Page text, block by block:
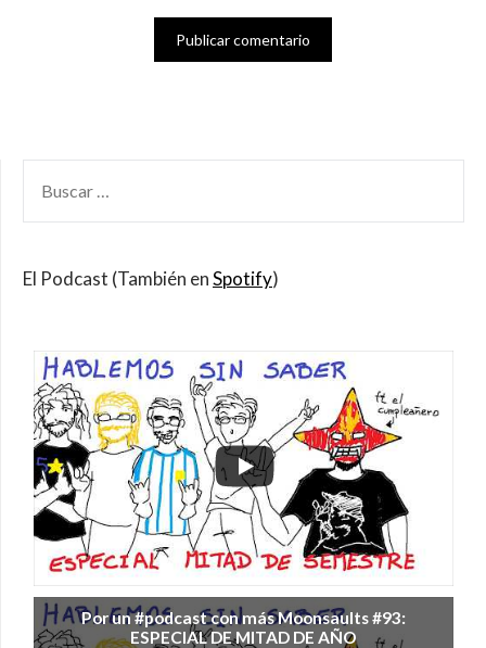
POR:
El Podcast (También enSpotify)
Por un #podcast con más Moonsaults #93:
ESPECIAL DE MITAD DE AÑO